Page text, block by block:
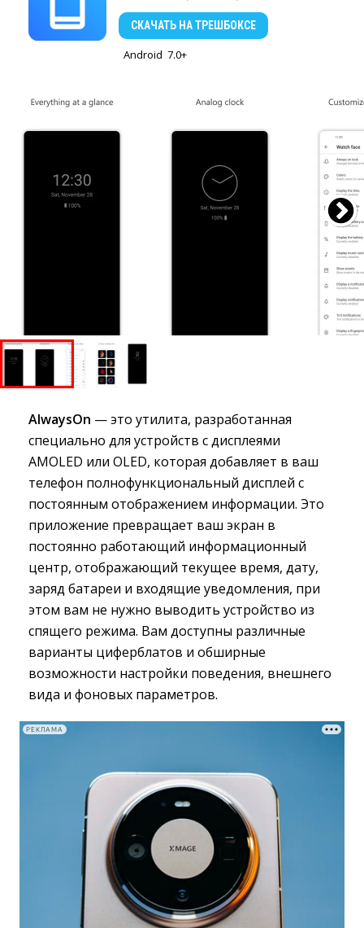
СКАЧАТЬ НА ТРЕШБОКСЕ
Android 7.0+
AlwaysOn — это утилита, разработанная
специально для устройств с дисплеями
AMOLED или OLED, которая добавляет в ваш
телефон полнофункциональный дисплей с
постоянным отображением информации. Это
приложение превращает ваш экран в
постоянно работающий информационный
центр, отображающий текущее время, дату,
заряд батареи и входящие уведомления, при
этом вам не нужно выводить устройство из
спящего режима. Вам доступны различные
варианты циферблатов и обширные
возможности настройки поведения, внешнего
вида и фоновых параметров.
РЕКЛАМА